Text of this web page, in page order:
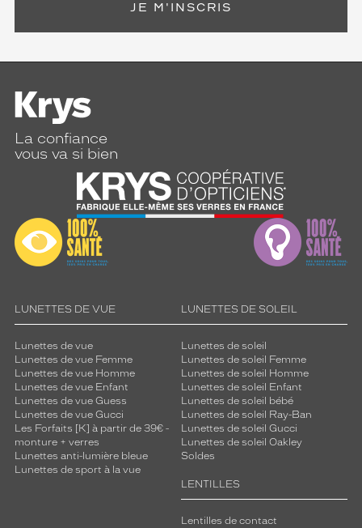
JE M'INSCRIS
La confiance
vous va si bien
LUNETTES DE VUE
Lunettes de vue
Lunettes de vue Femme
Lunettes de vue Homme
Lunettes de vue Enfant
Lunettes de vue Guess
Lunettes de vue Gucci
Les Forfaits [K] à partir de 39€ -
monture + verres
Lunettes anti-lumière bleue
Lunettes de sport à la vue
LUNETTES DE SOLEIL
Lunettes de soleil
Lunettes de soleil Femme
Lunettes de soleil Homme
Lunettes de soleil Enfant
Lunettes de soleil bébé
Lunettes de soleil Ray-Ban
Lunettes de soleil Gucci
Lunettes de soleil Oakley
Soldes
LENTILLES
Lentilles de contact